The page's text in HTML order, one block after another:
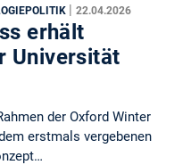
| 22.04.2026
erhält
Universität
der Oxford Winter
erstmals vergebenen